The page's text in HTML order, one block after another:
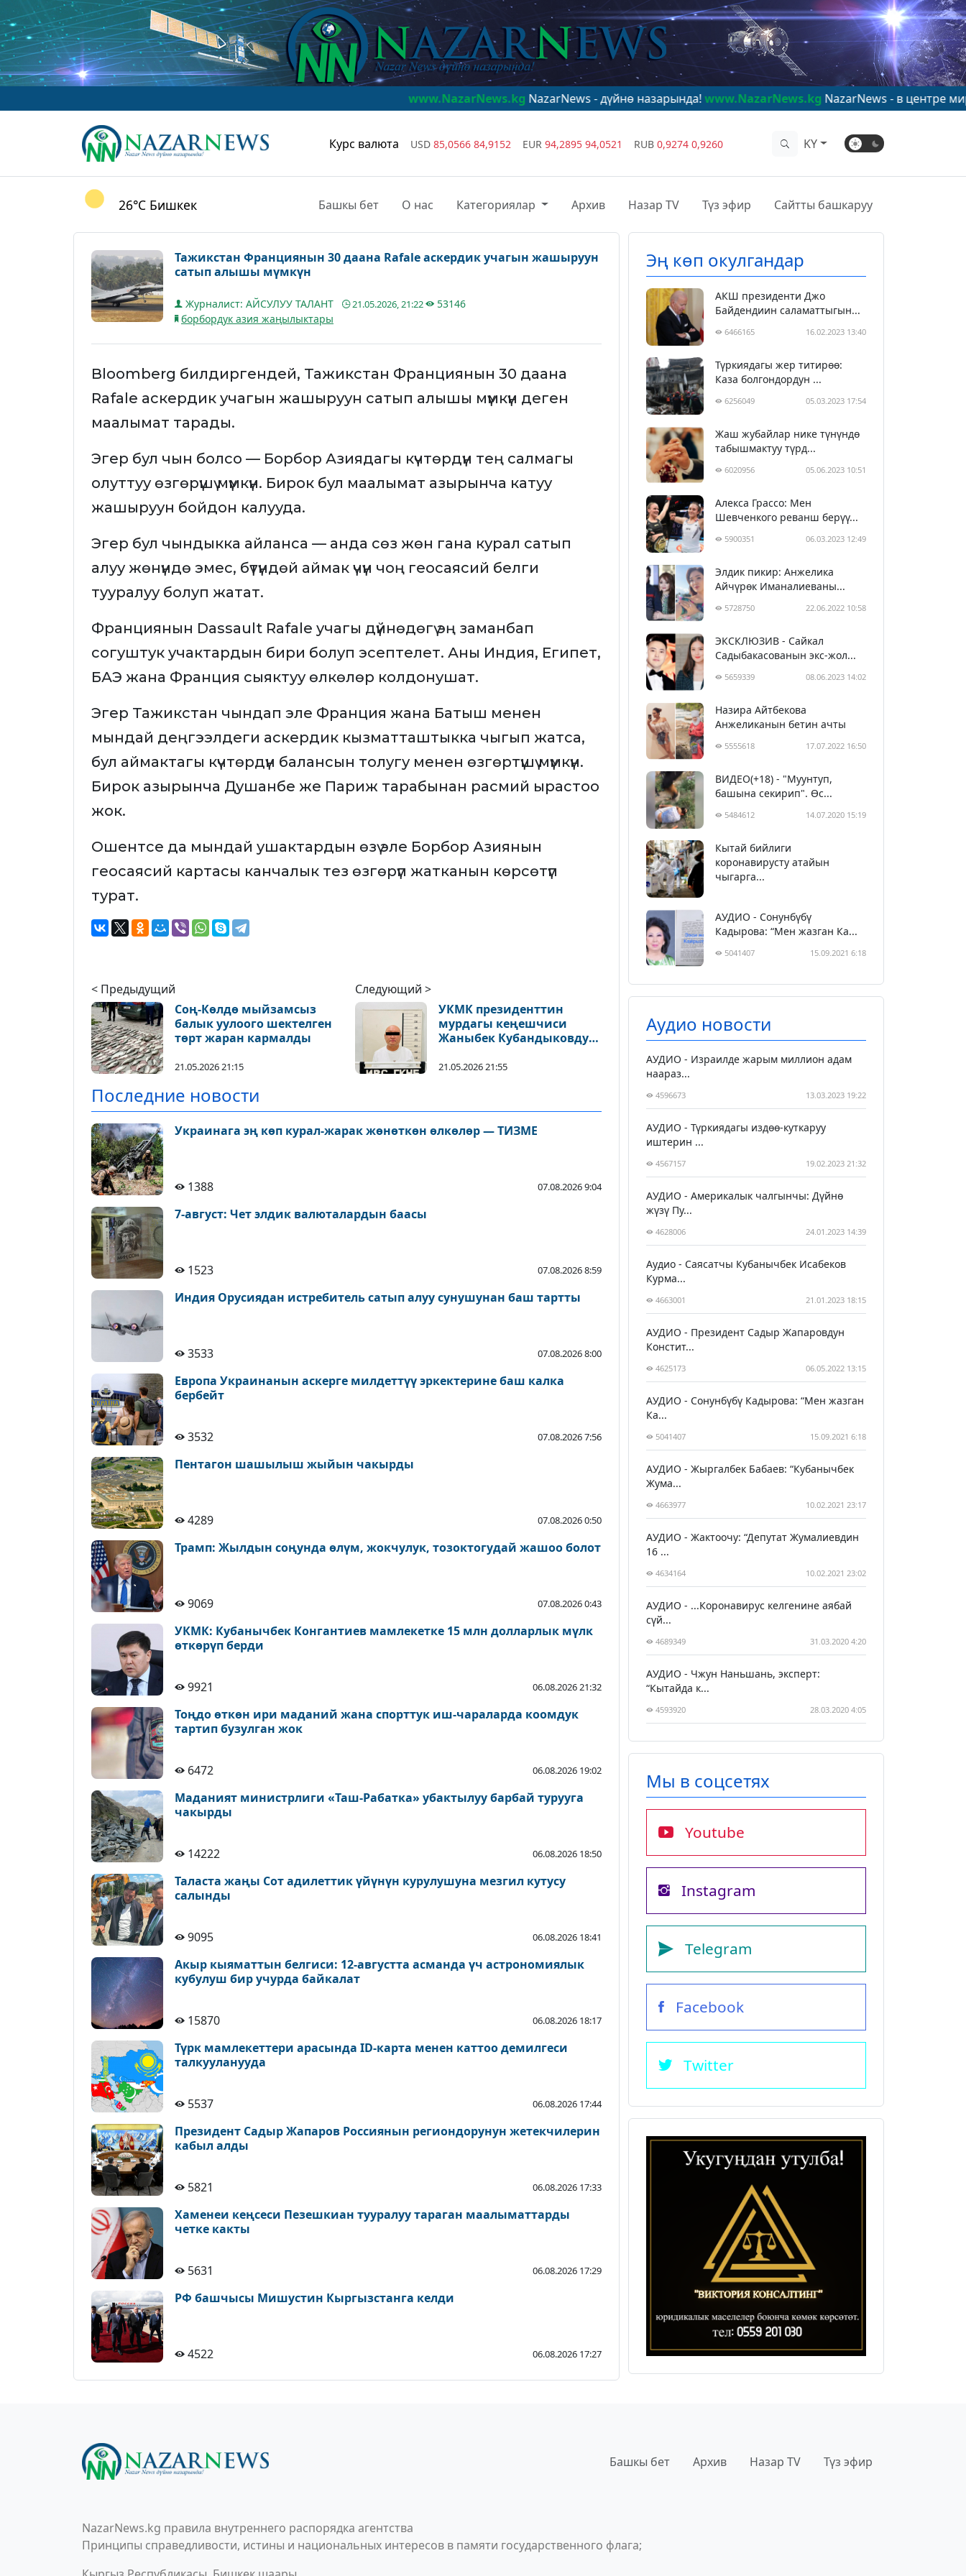
www.NazarNews.kgNazarNews - дүйнө назарында!www.NazarNews.kgNazarNews - в центре мирового
Курс валюта USD 85,0566 84,9152 EUR 94,2895 94,0521 RUB 0,9274 0,9260 KY
26°C Бишкек Башкы бет О нас Категориялар Архив Назар TV Түз эфир Сайтты башкаруу
Тажикстан Франциянын 30 даана Rafale аскердик учагын жашыруун
сатып алышы мүмкүн
Журналист: АЙСУЛУУ ТАЛАНТ 21.05.2026, 21:22
53146
борбордук азия жаңылыктары
Bloomberg билдиргендей, Тажикстан Франциянын 30 даана
Rafale аскердик учагын жашыруун сатып алышы мүмкүн деген
маалымат тарады.
Эгер бул чын болсо — Борбор Азиядагы күчтөрдүн тең салмагы
олуттуу өзгөрүшү мүмкүн. Бирок бул маалымат азырынча катуу
жашыруун бойдон калууда.
Эгер бул чындыкка айланса — анда сөз жөн гана курал сатып
алуу жөнүндө эмес, бүтүндөй аймак үчүн чоң геосаясий белги
тууралуу болуп жатат.
Франциянын Dassault Rafale учагы дүйнөдөгү эң заманбап
согуштук учактардын бири болуп эсептелет. Аны Индия, Египет,
БАЭ жана Франция сыяктуу өлкөлөр колдонушат.
Эгер Тажикстан чындап эле Франция жана Батыш менен
мындай деңгээлдеги аскердик кызматташтыкка чыгып жатса,
бул аймактагы күчтөрдүн балансын толугу менен өзгөртүшү мүмкүн.
Бирок азырынча Душанбе же Париж тарабынан расмий ырастоо
жок.
Ошентсе да мындай ушактардын өзү эле Борбор Азиянын
геосаясий картасы канчалык тез өзгөрүп жатканын көрсөтүп
турат.
< Предыдущий
Соң-Көлдө мыйзамсыз
балык уулоого шектелген
төрт жаран кармалды
21.05.2026 21:15
Следующий >
УКМК президенттин
мурдагы кеңешчиси
Жаныбек Кубандыковду
21.05.2026 21:55
Последние новости
Украинага эң көп курал-жарак жөнөткөн өлкөлөр — ТИЗМЕ
1388 07.08.2026 9:04
7-август: Чет элдик валюталардын баасы
1523 07.08.2026 8:59
Индия Орусиядан истребитель сатып алуу сунушунан баш тартты
3533 07.08.2026 8:00
Европа Украинанын аскерге милдеттүү эркектерине баш калка
бербейт
3532 07.08.2026 7:56
Пентагон шашылыш жыйын чакырды
4289 07.08.2026 0:50
Трамп: Жылдын соңунда өлүм, жокчулук, тозоктогудай жашоо болот
9069 07.08.2026 0:43
УКМК: Кубанычбек Конгантиев мамлекетке 15 млн долларлык мүлк
өткөрүп берди
9921 06.08.2026 21:32
Тоңдо өткөн ири маданий жана спорттук иш-чараларда коомдук
тартип бузулган жок
6472 06.08.2026 19:02
Маданият министрлиги «Таш-Рабатка» убактылуу барбай турууга
чакырды
14222 06.08.2026 18:50
Таласта жаңы Сот адилеттик үйүнүн курулушуна мезгил кутусу
салынды
9095 06.08.2026 18:41
Акыр кыяматтын белгиси: 12-августта асманда үч астрономиялык
кубулуш бир учурда байкалат
15870 06.08.2026 18:17
Түрк мамлекеттери арасында ID-карта менен каттоо демилгеси
талкууланууда
5537 06.08.2026 17:44
Президент Садыр Жапаров Россиянын региондорунун жетекчилерин
кабыл алды
5821 06.08.2026 17:33
Хаменеи кеңсеси Пезешкиан тууралуу тараган маалыматтарды
четке какты
5631 06.08.2026 17:29
РФ башчысы Мишустин Кыргызстанга келди
4522 06.08.2026 17:27
Эң көп окулгандар
АКШ президенти Джо
Байдендиин саламаттыгын...
6466165 16.02.2023 13:40
Түркиядагы жер титирөө:
Каза болгондордун ...
6256049 05.03.2023 17:54
Жаш жубайлар нике түнүндө
табышмактуу түрд...
6020956 05.06.2023 10:51
Алекса Грассо: Мен
Шевченкого реванш берүү...
5900351 06.03.2023 12:49
Элдик пикир: Анжелика
Айчүрөк Иманалиеваны...
5728750 22.06.2022 10:58
ЭКСКЛЮЗИВ - Сайкал
Садыбакасованын экс-жол...
5659339 08.06.2023 14:02
Назира Айтбекова
Анжеликанын бетин ачты
5555618 17.07.2022 16:50
ВИДЕО(+18) - "Муунтуп,
башына секирип". Өс...
5484612 14.07.2020 15:19
Кытай бийлиги
коронавирусту атайын
чыгарга...
АУДИО - Сонунбүбү
Кадырова: “Мен жазган Ка...
5041407 15.09.2021 6:18
Аудио новости
АУДИО - Израилде жарым миллион адам
наараз...
4596673 13.03.2023 19:22
АУДИО - Түркиядагы издөө-куткаруу
иштерин ...
4567157 19.02.2023 21:32
АУДИО - Америкалык чалгынчы: Дүйнө
жүзү Пу...
4628006 24.01.2023 14:39
Аудио - Саясатчы Кубанычбек Исабеков
Курма...
4663001 21.01.2023 18:15
АУДИО - Президент Садыр Жапаровдун
Констит...
4625173 06.05.2022 13:15
АУДИО - Сонунбүбү Кадырова: “Мен жазган
Ка...
5041407 15.09.2021 6:18
АУДИО - Жыргалбек Бабаев: “Кубанычбек
Жума...
4663977 10.02.2021 23:17
АУДИО - Жактоочу: “Депутат Жумалиевдин
16 ...
4634164 10.02.2021 23:02
АУДИО - ...Коронавирус келгенине аябай
сүй...
4689349 31.03.2020 4:20
АУДИО - Чжун Наньшань, эксперт:
“Кытайда к...
4593920 28.03.2020 4:05
Мы в соцсетях
Youtube
Instagram
Telegram
Facebook
Twitter
Башкы бет Архив Назар TV Түз эфир
NazarNews.kg правила внутреннего распорядка агентства
Принципы справедливости, истины и национальных интересов в памяти государственного флага;